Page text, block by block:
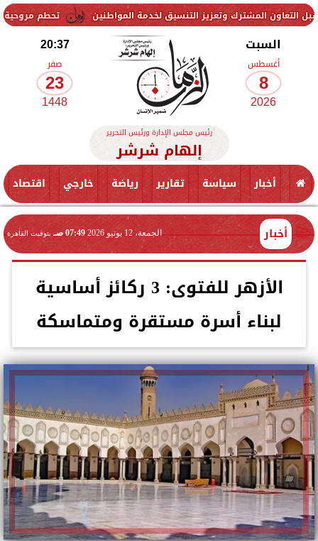
تحطم مروحية أثناء مكافحة وتعزيز التنسيق لخدمة المواطنين
السبت
أغسطس
8
2026
20:37
صفر
23
1448
رئيس مجلس الإدارة ورئيس التحرير
إلهام شرشر
أخبار سياسة تقارير رياضة خارجي اقتصاد
أخبار الجمعة، 12 يونيو 2026 07:49 صـ بتوقيت القاهرة
الأزهر للفتوى: 3 ركائز أساسية
لبناء أسرة مستقرة ومتماسكة